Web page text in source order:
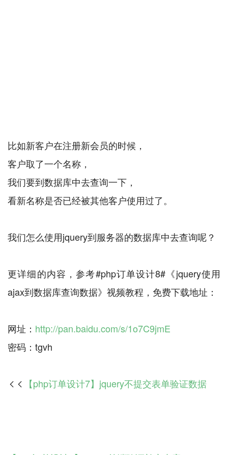
比如新客户在注册新会员的时候，
客户取了一个名称，
我们要到数据库中去查询一下，
看新名称是否已经被其他客户使用过了。
我们怎么使用jquery到服务器的数据库中去查询呢？
更详细的内容，参考#php订单设计8#《jquery使用
ajax到数据库查询数据》视频教程，免费下载地址：
网址： http://pan.baidu.com/s/1o7C9jmE
 【php订单设计7】jquery不提交表单验证数据